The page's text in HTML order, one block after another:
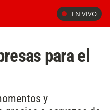
EN VIVO
para el
y